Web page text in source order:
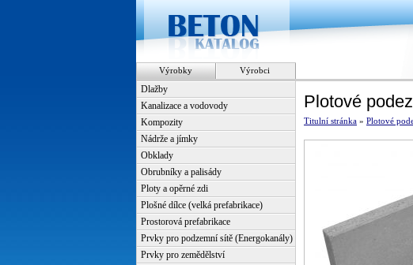
Výrobky Výrobci
Dlažby
Kanalizace a vodovody
Kompozity
Nádrže a jímky
Obklady
Obrubníky a palisády
Ploty a opěrné zdi
Plošné dílce (velká prefabrikace)
Prostorová prefabrikace
Prvky pro podzemní sítě (Energokanály)
Prvky pro zemědělství
Plotové
Titulní stránka » Plotové